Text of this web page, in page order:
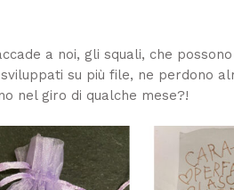
a noi, gli squali, che
su più file, ne perdono
nel giro di qualche mese?!